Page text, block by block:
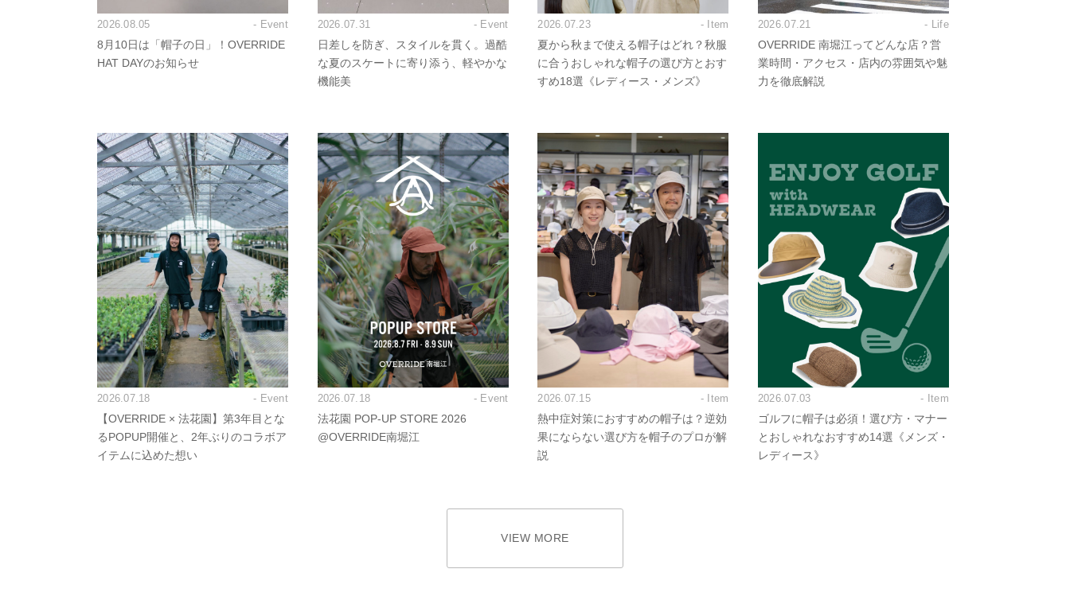
2026.08.05 - Event
8月10日は「帽子の日」！OVERRIDE
HAT DAYのお知らせ
2026.07.31 - Event
日差しを防ぎ、スタイルを貫く。過酷
な夏のスケートに寄り添う、軽やかな
機能美
2026.07.23 - Item
夏から秋まで使える帽子はどれ？秋服
に合うおしゃれな帽子の選び方とおす
すめ18選《レディース・メンズ》
2026.07.21 - Life
OVERRIDE 南堀江ってどんな店？営
業時間・アクセス・店内の雰囲気や魅
力を徹底解説
2026.07.18 - Event
【OVERRIDE × 法花園】第3年目とな
るPOPUP開催と、2年ぶりのコラボア
イテムに込めた想い
2026.07.18 - Event
法花園 POP-UP STORE 2026
@OVERRIDE南堀江
2026.07.15 - Item
熱中症対策におすすめの帽子は？逆効
果にならない選び方を帽子のプロが解
説
2026.07.03 - Item
ゴルフに帽子は必須！選び方・マナー
とおしゃれなおすすめ14選《メンズ・
レディース》
VIEW MORE